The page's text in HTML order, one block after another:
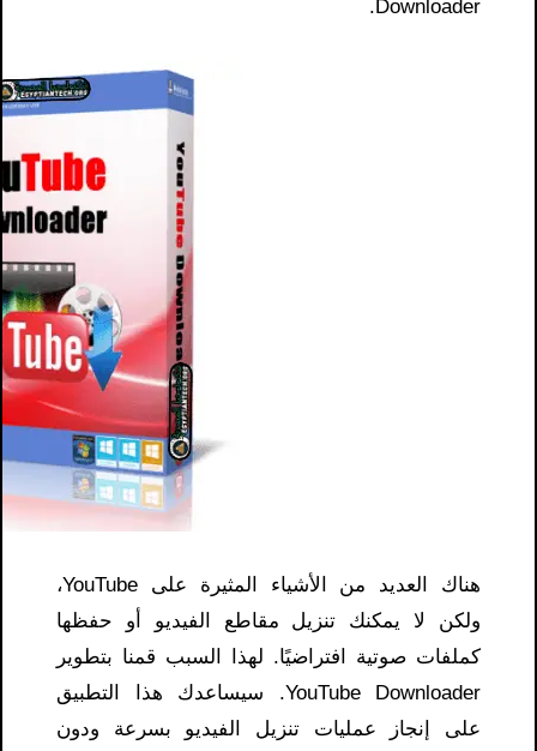
Downloader.
هناك العديد من الأشياء المثيرة على YouTube،
ولكن لا يمكنك تنزيل مقاطع الفيديو أو حفظها
كملفات صوتية افتراضيًا. لهذا السبب قمنا بتطوير
YouTube Downloader. سيساعدك هذا التطبيق
على إنجاز عمليات تنزيل الفيديو بسرعة ودون